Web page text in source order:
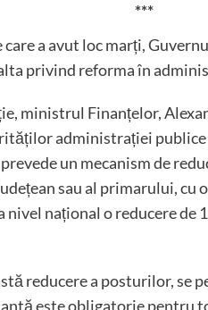
***
a avut loc marți,
privind reforma în
ministrul Finanțelor,
administrației
un mecanism de
sau al primarului, cu
național o reducere de
reducere a posturilor, se
este obligatorie